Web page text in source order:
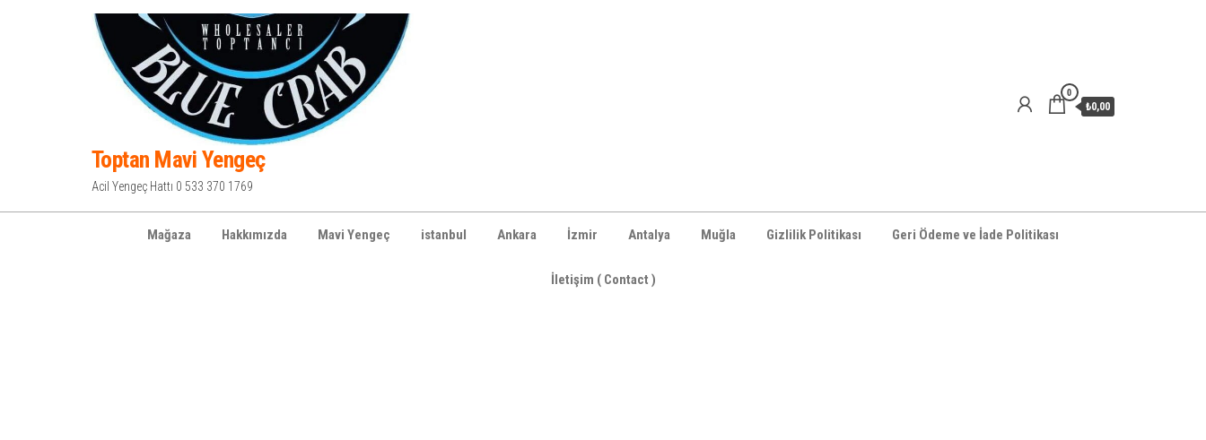
Toptan Mavi Yengeç
Acil Yengeç Hattı 0 533 370 1769
0
₺0,00
Mağaza Hakkımızda Mavi Yengeç istanbul Ankara İzmir Antalya Muğla Gizlilik Politikası Geri Ödeme ve İade Politikası
İletişim ( Contact )